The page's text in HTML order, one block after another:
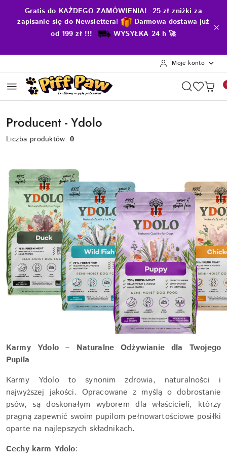
Przejdź do treści głównej
Przejdź do wyszukiwarki
Przejdź do moje konto
Przejdź do menu głównego
Przejdź do stopki
Gratis do KAŻDEGO ZAMÓWIENIA! 25 zł zniżki za
zapisanie się do Newslettera! Darmowa dostawa już
od 199 zł !!!
WYSYŁKA 24 h 🚀
Moje konto
Producent - Ydolo
Liczba produktów:0
Karmy Ydolo – Naturalne Odżywianie dla Twojego
Pupila
Karmy Ydolo to synonim zdrowia, naturalności i
najwyższej jakości. Opracowane z myślą o dobrostanie
psów, są doskonałym wyborem dla właścicieli, którzy
pragną zapewnić swoim pupilom pełnowartościowe posiłki
oparte na najlepszych składnikach.
Cechy karm Ydolo: